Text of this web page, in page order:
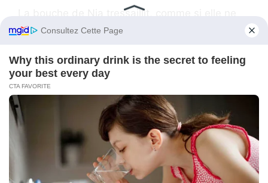
La bouche de Nia tressaillit, comme si elle ne
savait pas comment réagir à ça.
Elle rassembla ses affaires du refuge : un sac à
dos avec deux changes, un vieux manuel de
préparation à l’équivalence du bac, et une
photo.
Quand Malcolm vit la photo, sa gorge se
C’était Thandi.